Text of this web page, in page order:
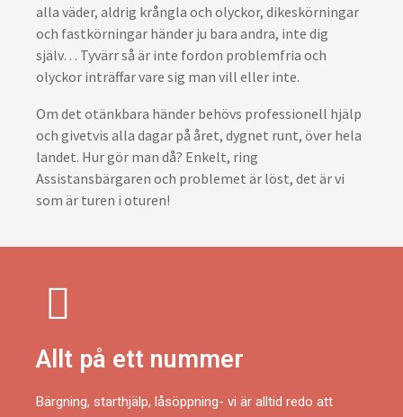
alla väder, aldrig krångla och olyckor, dikeskörningar
och fastkörningar händer ju bara andra, inte dig
själv… Tyvärr så är inte fordon problemfria och
olyckor inträffar vare sig man vill eller inte.
Om det otänkbara händer behövs professionell hjälp
och givetvis alla dagar på året, dygnet runt, över hela
landet. Hur gör man då? Enkelt, ring
Assistansbärgaren och problemet är löst, det är vi
som är turen i oturen!
Allt på ett nummer
Bärgning, starthjälp, låsöppning- vi är alltid redo att